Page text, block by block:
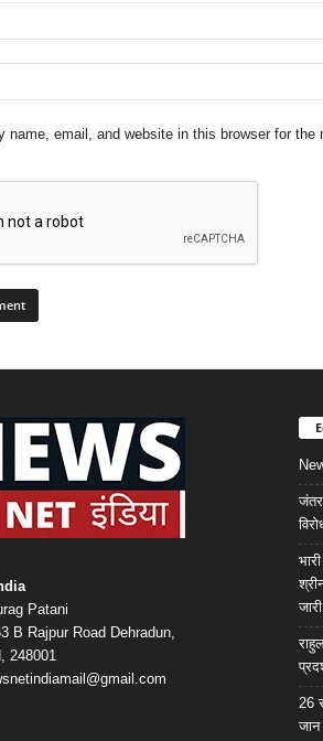
name, email, and website in this browser for the
Patani
B Rajpur Road Dehradun,
248001
जारी
26